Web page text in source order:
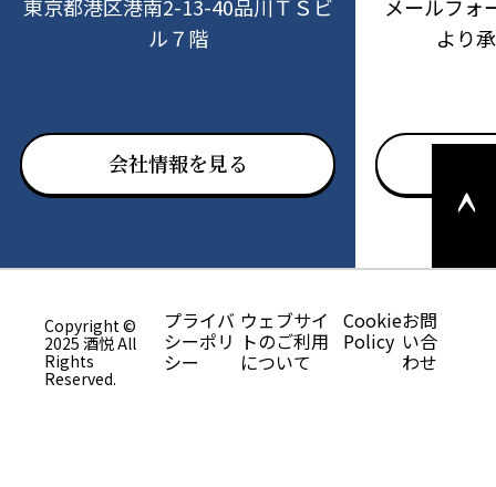
東京都港区港南2-13-40品川ＴＳビ
ル７階
会社情報を見る
メールフォ
より
ージの
上部へ
プライバ
シーポリ
シー
ウェブサイ
トのご利用
について
Cookie
Policy
お問
い合
わせ
Copyright ©
2025 酒悦 All
Rights
Reserved.